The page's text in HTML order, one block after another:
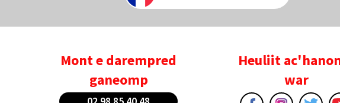
Mont e darempred
ganeomp
Heuliit
war